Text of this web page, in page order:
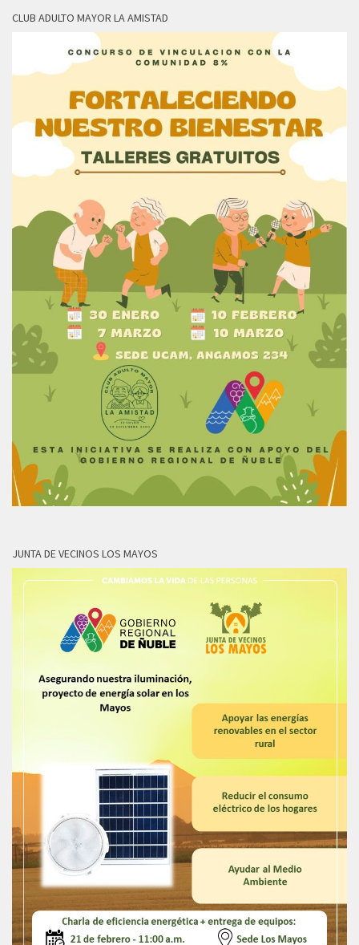
CLUB ADULTO MAYOR LA AMISTAD
JUNTA DE VECINOS LOS MAYOS